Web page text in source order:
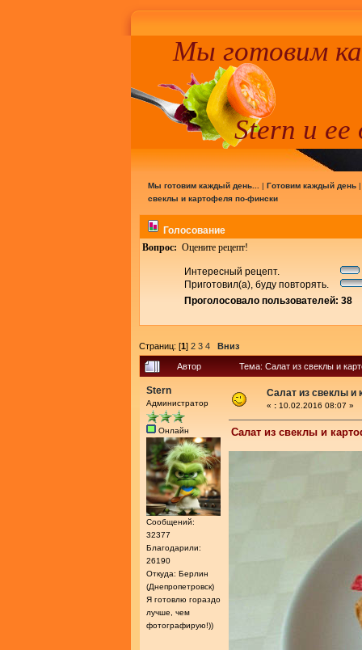
Мы готовим
Stern и ее
Мы готовим каждый день... | Готовим каждый день
свеклы и картофеля по-фински
Голосование
Вопрос: Оцените рецепт!
Интересный рецепт.
Приготовил(а), буду повторять.
Проголосовало пользователей: 38
Страниц: [1] 2 3 4 Вниз
Автор Тема: Салат из свеклы и
Stern
Администратор
Онлайн
Сообщений:
32377
Благодарили:
26190
Откуда: Берлин
(Днепропетровск)
Я готовлю гораздо
лучше, чем
фотографирую!))
Салат из свеклы и
« : 10.02.2016 08:07 »
Салат из свеклы и